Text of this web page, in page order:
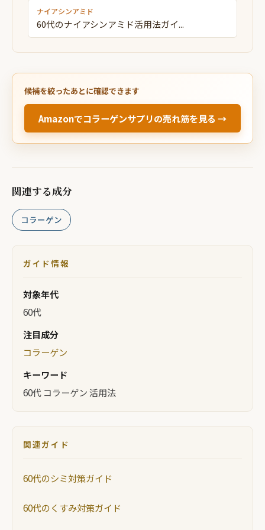
ナイアシンアミド
60代のナイアシンアミド活用法ガイ...
候補を絞ったあとに確認できます
Amazonでコラーゲンサプリの売れ筋を見る →
関連する成分
コラーゲン
ガイド情報
対象年代
60代
注目成分
コラーゲン
キーワード
60代 コラーゲン 活用法
関連ガイド
60代のシミ対策ガイド
60代のくすみ対策ガイド